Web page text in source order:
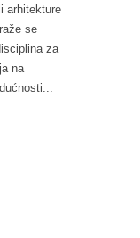
arhitekture
se
za
na